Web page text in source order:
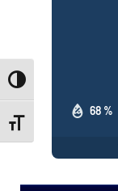
Toggle High Contrast
Toggle Font size
68 %